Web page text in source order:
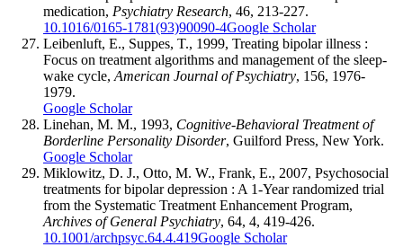
medication, Psychiatry Research, 46, 213-227.
10.1016/0165-1781(93)90090-4Google Scholar
Leibenluft, E., Suppes, T., 1999, Treating bipolar illness :
Focus on treatment algorithms and management of the sleep-
wake cycle, American Journal of Psychiatry, 156, 1976-
1979.
Google Scholar
Linehan, M. M., 1993, Cognitive-Behavioral Treatment of
Borderline Personality Disorder, Guilford Press, New York.
Google Scholar
Miklowitz, D. J., Otto, M. W., Frank, E., 2007, Psychosocial
treatments for bipolar depression : A 1-Year randomized trial
from the Systematic Treatment Enhancement Program,
Archives of General Psychiatry, 64, 4, 419-426.
10.1001/archpsyc.64.4.419Google Scholar